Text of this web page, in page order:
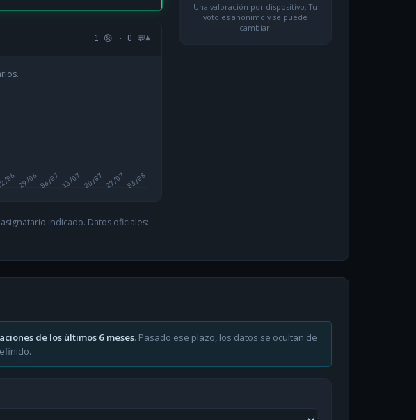
1 😡 · 0 💬▾
06 29/0606/07 13/07 20/07 27/07 03/08
indicado. Datos oficiales:
Una valoración por dispositivo. Tu
voto es anónimo y se puede
cambiar.
de los últimos 6 meses. Pasado ese plazo, los datos se ocultan de